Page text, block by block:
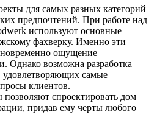
для самых разных категорий
предпочтений. При работе над
используют основные
фахверку. Именно эти
ощущение
Однако возможна разработка
самые
клиентов.
спроектировать дом
придав ему черты любого